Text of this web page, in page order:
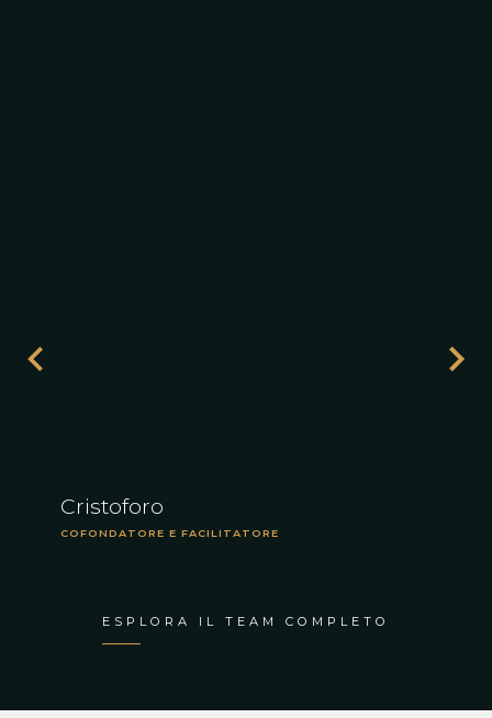
Cristoforo
COFONDATORE E FACILITATORE
ESPLORA IL TEAM COMPLETO